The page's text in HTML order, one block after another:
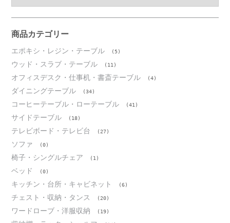
ブ
商品カテゴリー
エポキシ・レジン・テーブル (5)
ウッド・スラブ・テーブル (11)
オフィスデスク・仕事机・書斎テーブル (4)
ダイニングテーブル (34)
コーヒーテーブル・ローテーブル (41)
サイドテーブル (18)
テレビボード・テレビ台 (27)
ソファ (0)
椅子・シングルチェア (1)
ベッド (0)
キッチン・台所・キャビネット (6)
チェスト・収納・タンス (20)
ワードローブ・洋服収納 (19)